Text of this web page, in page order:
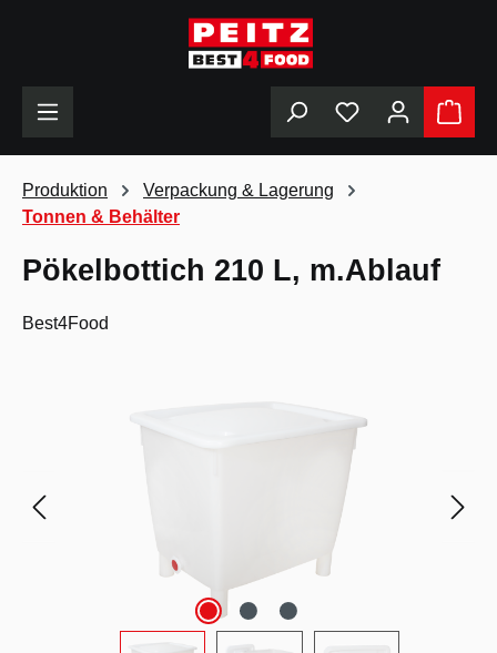
Du hast 0
Produktion
Verpackung & Lagerung
Tonnen & Behälter
Pökelbottich 210 L, m.Ablauf
Best4Food